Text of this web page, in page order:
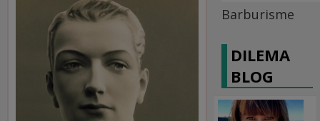
Barburisme
DILEMA
BLOG